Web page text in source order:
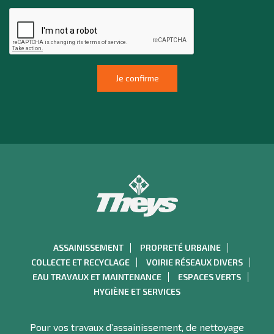
ASSAINISSEMENT
PROPRETÉ URBAINE
COLLECTE ET RECYCLAGE
VOIRIE RÉSEAUX DIVERS
EAU TRAVAUX ET MAINTENANCE
ESPACES VERTS
HYGIÈNE ET SERVICES
Pour vos travaux d’assainissement, de nettoyage